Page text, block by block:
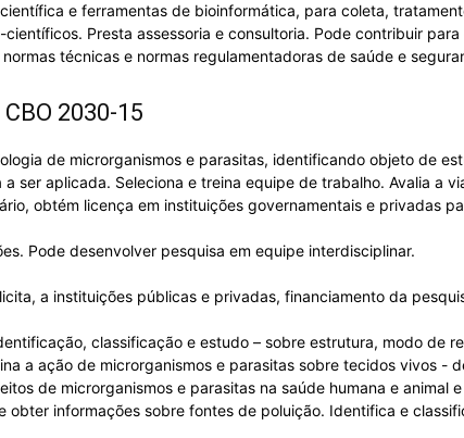
e ferramentas de bioinformática, para coleta,
Presta assessoria e consultoria. Pode contribuir
técnicas e normas regulamentadoras de saúde e
2030-15
de microrganismos e parasitas, identificando objeto de
ser aplicada. Seleciona e treina equipe de trabalho. Avalia a
obtém licença em instituições governamentais e privadas
Pode desenvolver pesquisa em equipe interdisciplinar.
a instituições públicas e privadas, financiamento da
classificação e estudo – sobre estrutura, modo de
a ação de microrganismos e parasitas sobre tecidos vivos -
de microrganismos e parasitas na saúde humana e
obter informações sobre fontes de poluição. Identifica e